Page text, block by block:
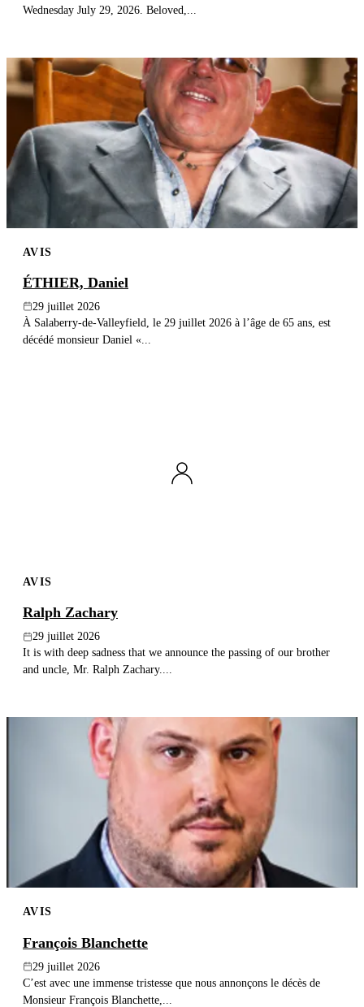
Wednesday July 29, 2026. Beloved,...
AVIS
ÉTHIER, Daniel
29 juillet 2026
À Salaberry-de-Valleyfield, le 29 juillet 2026 à l’âge de 65 ans, est
décédé monsieur Daniel «...
AVIS
Ralph Zachary
29 juillet 2026
It is with deep sadness that we announce the passing of our brother
and uncle, Mr. Ralph Zachary....
AVIS
François Blanchette
29 juillet 2026
C’est avec une immense tristesse que nous annonçons le décès de
Monsieur François Blanchette,...